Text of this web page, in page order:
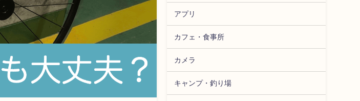
アプリ
カフェ・食事所
カメラ
キャンプ・釣り場